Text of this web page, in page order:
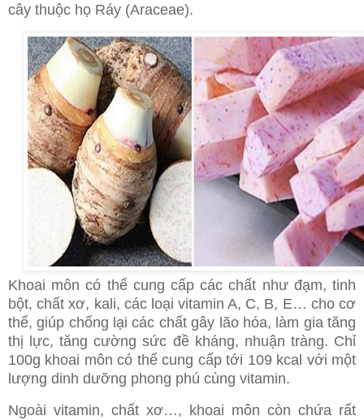
cây thuộc họ Ráy (Araceae).
Khoai môn có thể cung cấp các chất như đạm, tinh
bột, chất xơ, kali, các loại vitamin A, C, B, E… cho cơ
thể, giúp chống lại các chất gây lão hóa, làm gia tăng
thị lực, tăng cường sức đề kháng, nhuận tràng. Chỉ
100g khoai môn có thể cung cấp tới 109 kcal với một
lượng dinh dưỡng phong phú cùng vitamin.
Ngoài vitamin, chất xơ…, khoai môn còn chứa rất